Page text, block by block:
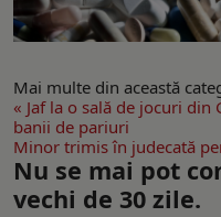
Mai multe din această
« Jaf la o sală de jocuri
banii de pariuri
Minor trimis în judecată
Nu se mai pot
vechi de 30 zile.